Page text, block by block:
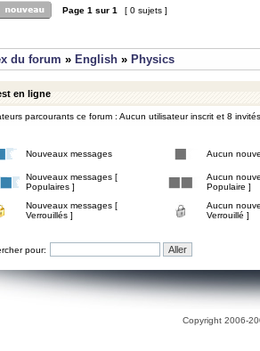
Page 1 sur 1 [ 0 sujets ]
du forum » English » Physics
en ligne
parcourants ce forum : Aucun utilisateur inscrit et 8 invités
Nouveaux messages Aucun
Nouveaux messages [
Populaires ]
Aucun
Populaire ]
Nouveaux messages [
Verrouillés ]
Aucun
Verrouillé ]
pour:
Copyright 2006-